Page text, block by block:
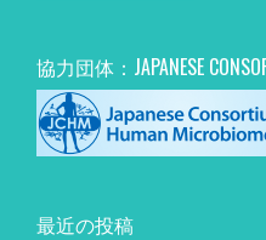
協力団体：JAPANESE
最近の投稿